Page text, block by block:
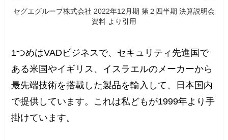
セグエグループ株式会社 2022年12月期 第２四半期 決算説明会
資料 より引用
1つめはVADビジネスで、セキュリティ先進国で
ある米国やイギリス、イスラエルのメーカーから
最先端技術を搭載した製品を輸入して、日本国内
で提供しています。これは私どもが1999年より手
掛けています。